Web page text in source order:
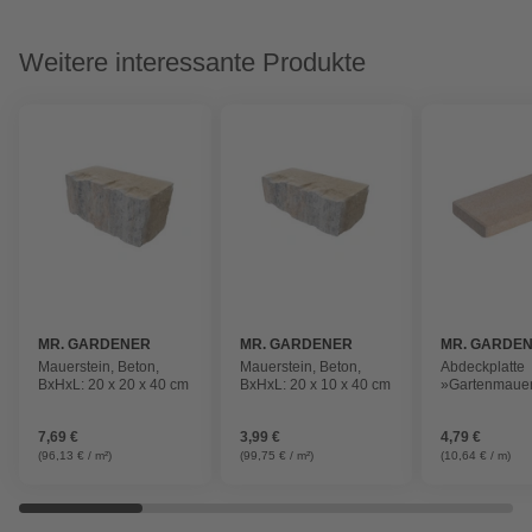
Weitere interessante Produkte
MR. GARDENER
Mauerstein, Beton,
BxHxL: 20 x 20 x 40 cm
7,69 €
(96,13 € / m²)
MR. GARDENER
Mauerstein, Beton,
BxHxL: 20 x 10 x 40 cm
3,99 €
(99,75 € / m²)
MR.
Abdeckplatte
4,79 €
(10,64 € / m)